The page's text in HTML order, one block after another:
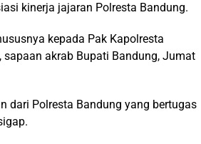
kinerja jajaran Polresta Bandung.
kepada Pak Kapolresta
sapaan akrab Bupati Bandung, Jumat
dari Polresta Bandung yang bertugas